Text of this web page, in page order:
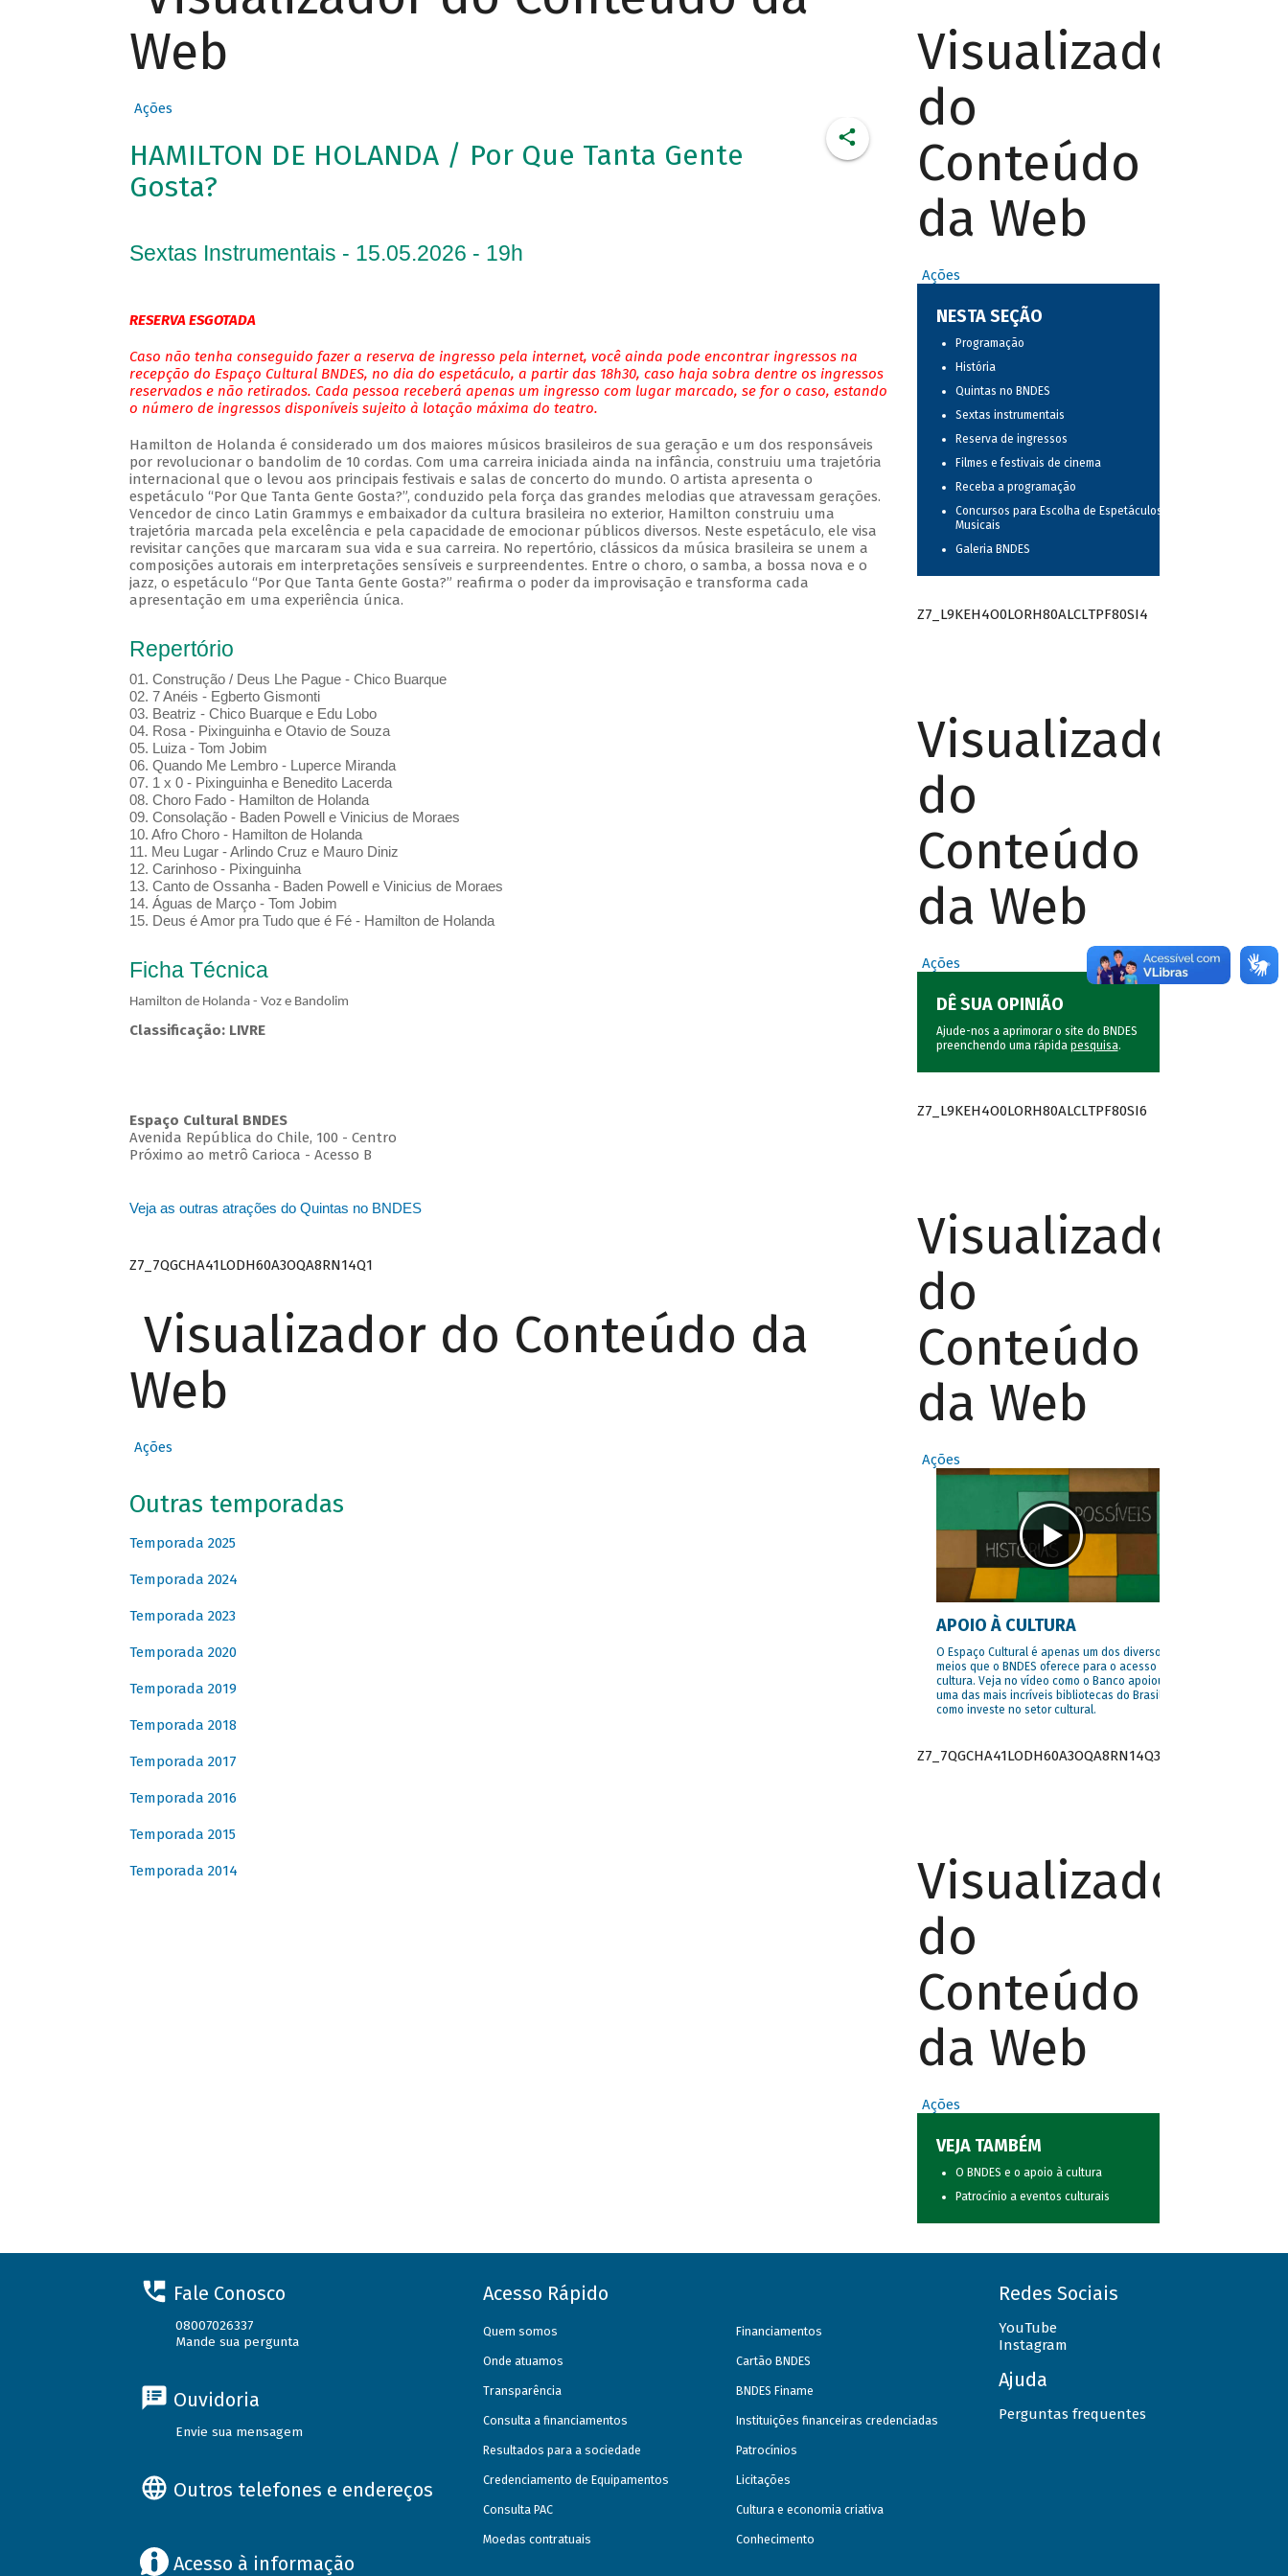
Web
Ações
HAMILTON DE HOLANDA / Por Que Tanta Gente
Gosta?
Sextas Instrumentais - 15.05.2026 - 19h
RESERVA ESGOTADA
Caso não tenha conseguido fazer a reserva de ingresso pela internet, você ainda pode encontrar ingressos na
recepção do Espaço Cultural BNDES, no dia do espetáculo, a partir das 18h30, caso haja sobra dentre os ingressos
reservados e não retirados. Cada pessoa receberá apenas um ingresso com lugar marcado, se for o caso, estando
o número de ingressos disponíveis sujeito à lotação máxima do teatro.
Hamilton de Holanda é considerado um dos maiores músicos brasileiros de sua geração e um dos responsáveis
por revolucionar o bandolim de 10 cordas. Com uma carreira iniciada ainda na infância, construiu uma trajetória
internacional que o levou aos principais festivais e salas de concerto do mundo. O artista apresenta o
espetáculo “Por Que Tanta Gente Gosta?”, conduzido pela força das grandes melodias que atravessam gerações.
Vencedor de cinco Latin Grammys e embaixador da cultura brasileira no exterior, Hamilton construiu uma
trajetória marcada pela excelência e pela capacidade de emocionar públicos diversos. Neste espetáculo, ele visa
revisitar canções que marcaram sua vida e sua carreira. No repertório, clássicos da música brasileira se unem a
composições autorais em interpretações sensíveis e surpreendentes. Entre o choro, o samba, a bossa nova e o
jazz, o espetáculo “Por Que Tanta Gente Gosta?” reafirma o poder da improvisação e transforma cada
apresentação em uma experiência única.
Repertório
01. Construção / Deus Lhe Pague - Chico Buarque
02. 7 Anéis - Egberto Gismonti
03. Beatriz - Chico Buarque e Edu Lobo
04. Rosa - Pixinguinha e Otavio de Souza
05. Luiza - Tom Jobim
06. Quando Me Lembro - Luperce Miranda
07. 1 x 0 - Pixinguinha e Benedito Lacerda
08. Choro Fado - Hamilton de Holanda
09. Consolação - Baden Powell e Vinicius de Moraes
10. Afro Choro - Hamilton de Holanda
11. Meu Lugar - Arlindo Cruz e Mauro Diniz
12. Carinhoso - Pixinguinha
13. Canto de Ossanha - Baden Powell e Vinicius de Moraes
14. Águas de Março - Tom Jobim
15. Deus é Amor pra Tudo que é Fé - Hamilton de Holanda
Ficha Técnica
Hamilton de Holanda - Voz e Bandolim
Classificação: LIVRE
Espaço Cultural BNDES
Avenida República do Chile, 100 - Centro
Próximo ao metrô Carioca - Acesso B
Veja as outras atrações do Quintas no BNDES
Z7_7QGCHA41LODH60A3OQA8RN14Q1
Visualizador do Conteúdo da
Web
Ações
Outras temporadas
Temporada 2025
Temporada 2024
Temporada 2023
Temporada 2020
Temporada 2019
Temporada 2018
Temporada 2017
Temporada 2016
Temporada 2015
Temporada 2014
Visualizador
do
Conteúdo
da Web
Ações
NESTA SEÇÃO
Programação
História
Quintas no BNDES
Sextas instrumentais
Reserva de ingressos
Filmes e festivais de cinema
Receba a programação
Concursos para Escolha de Espetáculos
Musicais
Galeria BNDES
Z7_L9KEH4O0LORH80ALCLTPF80SI4
Visualizador
do
Conteúdo
da Web
Ações
DÊ SUA OPINIÃO
Ajude-nos a aprimorar o site do BNDES
preenchendo uma rápida pesquisa.
Z7_L9KEH4O0LORH80ALCLTPF80SI6
Visualizador
do
Conteúdo
da Web
Ações
APOIO À CULTURA
O Espaço Cultural é apenas um dos diversos
meios que o BNDES oferece para o acesso à
cultura. Veja no vídeo como o Banco apoiou
uma das mais incríveis bibliotecas do Brasil e
como investe no setor cultural.
Z7_7QGCHA41LODH60A3OQA8RN14Q3
Visualizador
do
Conteúdo
da Web
Ações
VEJA TAMBÉM
O BNDES e o apoio à cultura
Patrocínio a eventos culturais
Fale Conosco
08007026337
Mande sua pergunta
Ouvidoria
Envie sua mensagem
Outros telefones e endereços
Acesso à informação
Acesso Rápido
Quem somos
Onde atuamos
Transparência
Consulta a financiamentos
Resultados para a sociedade
Credenciamento de Equipamentos
Consulta PAC
Moedas contratuais
Financiamentos
Cartão BNDES
BNDES Finame
Instituições financeiras credenciadas
Patrocínios
Licitações
Cultura e economia criativa
Conhecimento
Redes Sociais
YouTube
Instagram
Ajuda
Perguntas frequentes